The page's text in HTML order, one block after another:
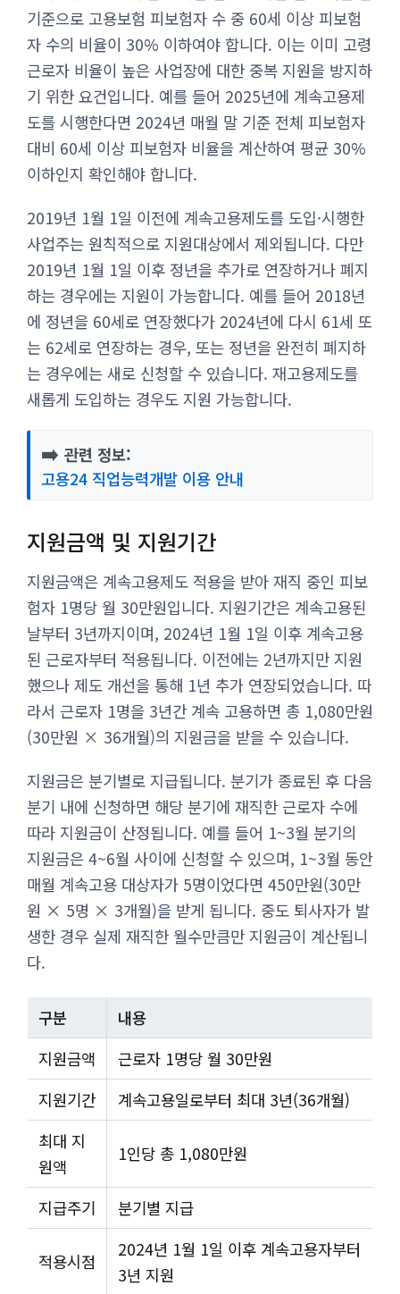
기준으로 고용보험 피보험자 수 중 60세 이상 피보험
자 수의 비율이 30% 이하여야 합니다. 이는 이미 고령
근로자 비율이 높은 사업장에 대한 중복 지원을 방지하
기 위한 요건입니다. 예를 들어 2025년에 계속고용제
도를 시행한다면 2024년 매월 말 기준 전체 피보험자
대비 60세 이상 피보험자 비율을 계산하여 평균 30%
이하인지 확인해야 합니다.
2019년 1월 1일 이전에 계속고용제도를 도입·시행한
사업주는 원칙적으로 지원대상에서 제외됩니다. 다만
2019년 1월 1일 이후 정년을 추가로 연장하거나 폐지
하는 경우에는 지원이 가능합니다. 예를 들어 2018년
에 정년을 60세로 연장했다가 2024년에 다시 61세 또
는 62세로 연장하는 경우, 또는 정년을 완전히 폐지하
는 경우에는 새로 신청할 수 있습니다. 재고용제도를
새롭게 도입하는 경우도 지원 가능합니다.
➡️ 관련 정보:
고용24 직업능력개발 이용 안내
지원금액 및 지원기간
지원금액은 계속고용제도 적용을 받아 재직 중인 피보
험자 1명당 월 30만원입니다. 지원기간은 계속고용된
날부터 3년까지이며, 2024년 1월 1일 이후 계속고용
된 근로자부터 적용됩니다. 이전에는 2년까지만 지원
했으나 제도 개선을 통해 1년 추가 연장되었습니다. 따
라서 근로자 1명을 3년간 계속 고용하면 총 1,080만원
(30만원 × 36개월)의 지원금을 받을 수 있습니다.
지원금은 분기별로 지급됩니다. 분기가 종료된 후 다음
분기 내에 신청하면 해당 분기에 재직한 근로자 수에
따라 지원금이 산정됩니다. 예를 들어 1~3월 분기의
지원금은 4~6월 사이에 신청할 수 있으며, 1~3월 동안
매월 계속고용 대상자가 5명이었다면 450만원(30만
원 × 5명 × 3개월)을 받게 됩니다. 중도 퇴사자가 발
생한 경우 실제 재직한 월수만큼만 지원금이 계산됩니
다.
구분
내용
지원금액
근로자 1명당 월 30만원
지원기간
계속고용일로부터 최대 3년(36개월)
최대 지
원액
1인당 총 1,080만원
지급주기 분기별 지급
적용시점
2024년 1월 1일 이후 계속고용자부터
3년 지원